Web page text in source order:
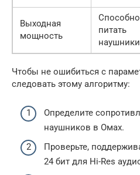
Выходная
мощность
питать
наушники
Чтобы не ошибиться с
следовать этому алгоритму:
Определите
наушников в Омах.
Проверьте,
24 бит для Hi-Res